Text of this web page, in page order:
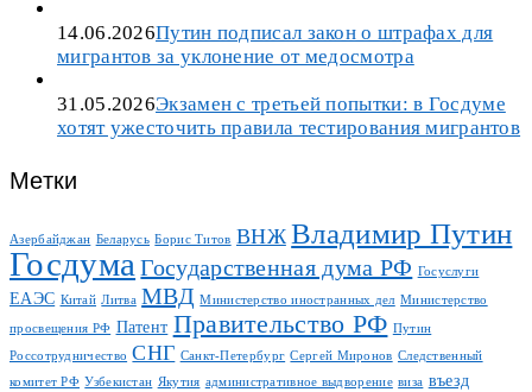
14.06.2026Путин подписал закон о штрафах для
мигрантов за уклонение от медосмотра
31.05.2026Экзамен с третьей попытки: в Госдуме
хотят ужесточить правила тестирования мигрантов
Метки
Азербайджан Беларусь Борис Титов ВНЖ Владимир Путин
Госдума Государственная дума РФ Госуслуги
ЕАЭС Китай Литва МВД Министерство иностранных дел Министерство
просвещения РФ Патент Правительство РФ Путин
Россотрудничество СНГ Санкт-Петербург Сергей Миронов Следственный
комитет РФ Узбекистан Якутия административное выдворение виза въезд